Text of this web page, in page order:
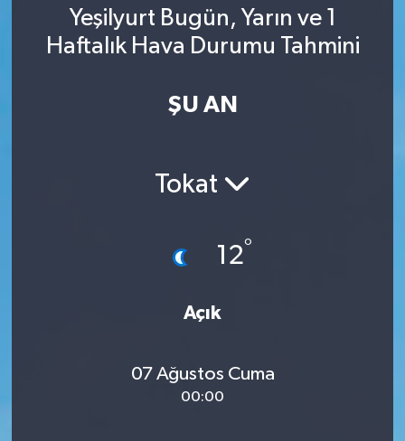
Yeşilyurt Bugün, Yarın ve 1
Haftalık Hava Durumu Tahmini
ŞU AN
Tokat
12°
Açık
07 Ağustos Cuma
00:00